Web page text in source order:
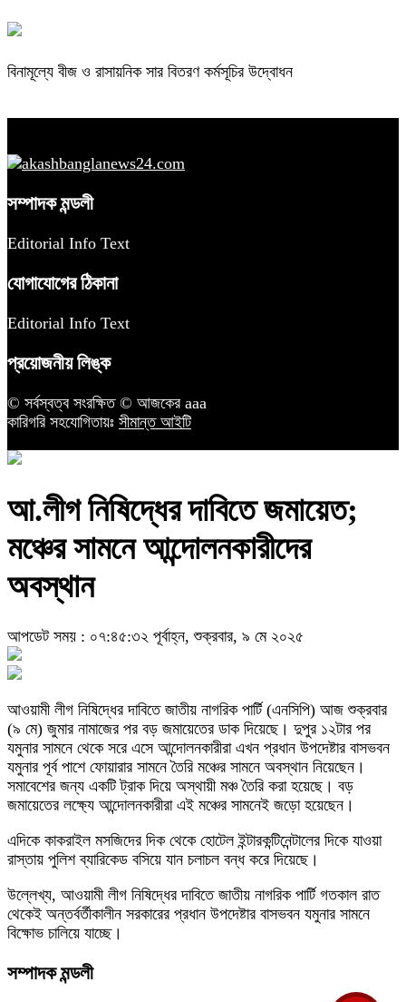
বিনামূল্যে বীজ ও রাসায়নিক সার বিতরণ কর্মসূচির উদ্বোধন
সম্পাদক মন্ডলী
Editorial Info Text
যোগাযোগের ঠিকানা
Editorial Info Text
প্রয়োজনীয় লিঙ্ক
© সর্বস্বত্ব সংরক্ষিত © আজকের aaa
কারিগরি সহযোগিতায়ঃ সীমান্ত আইটি
আ.লীগ নিষিদ্ধের দাবিতে জমায়েত;
মঞ্চের সামনে আন্দোলনকারীদের
অবস্থান
আপডেট সময় : ০৭:৪৫:৩২ পূর্বাহ্ন, শুক্রবার, ৯ মে ২০২৫
আওয়ামী লীগ নিষিদ্ধের দাবিতে জাতীয় নাগরিক পার্টি (এনসিপি) আজ শুক্রবার
(৯ মে) জুমার নামাজের পর বড় জমায়েতের ডাক দিয়েছে। দুপুর ১২টার পর
যমুনার সামনে থেকে সরে এসে আন্দোলনকারীরা এখন প্রধান উপদেষ্টার বাসভবন
যমুনার পূর্ব পাশে ফোয়ারার সামনে তৈরি মঞ্চের সামনে অবস্থান নিয়েছেন।
সমাবেশের জন্য একটি ট্রাক দিয়ে অস্থায়ী মঞ্চ তৈরি করা হয়েছে। বড়
জমায়েতের লক্ষ্যে আন্দোলনকারীরা এই মঞ্চের সামনেই জড়ো হয়েছেন।
এদিকে কাকরাইল মসজিদের দিক থেকে হোটেল ইন্টারকন্টিনেন্টালের দিকে যাওয়া
রাস্তায় পুলিশ ব্যারিকেড বসিয়ে যান চলাচল বন্ধ করে দিয়েছে।
উল্লেখ্য, আওয়ামী লীগ নিষিদ্ধের দাবিতে জাতীয় নাগরিক পার্টি গতকাল রাত
থেকেই অন্তর্বর্তীকালীন সরকারের প্রধান উপদেষ্টার বাসভবন যমুনার সামনে
বিক্ষোভ চালিয়ে যাচ্ছে।
সম্পাদক মন্ডলী